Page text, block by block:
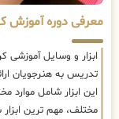
معرفی دوره آموزش
ابزار و وسایل آموزشی
تدریس به هنرجویان
این ابزار شامل
مختلف، مهم ترین ابزار